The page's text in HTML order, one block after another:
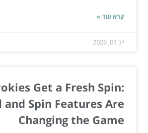
קרא עוד »
יונ 01, 2026
Get a Fresh Spin:
and Spin Features Are
Changing the Game